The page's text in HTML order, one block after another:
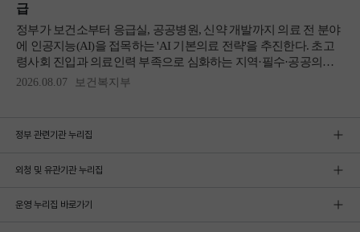
정부 관련기관 누리집
외청 및 유관기관 누리집
운영 누리집 바로가기